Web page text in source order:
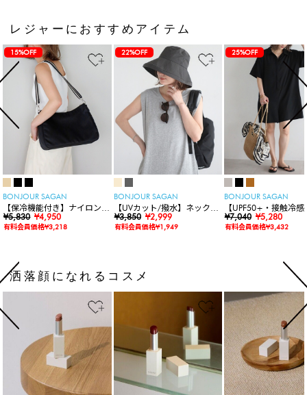
レジャーにおすすめアイテム
15%OFF
BONJOUR SAGAN
【保冷機能付き】ナイロンシ
ョルダーバッグ
¥5,830 ¥4,950
有料会員価格¥3,218
22%OFF
BONJOUR SAGAN
【UVカット/撥水】ネックカ
バー付きワイドリムハット
¥3,850 ¥2,999
有料会員価格¥1,949
25%OFF
BONJOUR SAGAN
【UPF50+・接触冷感
水】【水陸両用】ラ
ードロンパース
¥7,040 ¥5,280
有料会員価格¥3,432
洒落顔になれるコスメ